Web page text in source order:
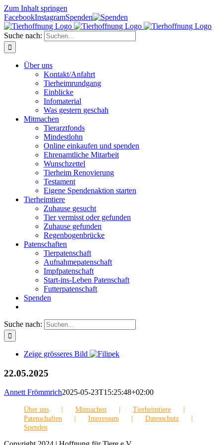
Zum Inhalt springen
FacebookInstagramSpenden
Suche nach:
Über uns
Kontakt/Anfahrt
Tierheimrundgang
Einblicke
Infomaterial
Was gestern geschah
Mitmachen
Tierarztfonds
Mindestlohn
Online einkaufen und spenden
Ehrenamtliche Mitarbeit
Wunschzettel
Tierheim Renovierung
Testament
Eigene Spendenaktion starten
Tierheimtiere
Zuhause gesucht
Tier vermisst oder gefunden
Zuhause gefunden
Regenbogenbrücke
Patenschaften
Tierpatenschaft
Aufnahmepatenschaft
Impfpatenschaft
Start-ins-Leben Patenschaft
Futterpatenschaft
Spenden
Suche nach:
Zeige grösseres Bild
22.05.2025
Annett Frömmrich2025-05-23T15:25:48+02:00
Über uns Mitmachen
Tierheimtiere
Patenschaften
Impressum
Datenschutz
Spenden